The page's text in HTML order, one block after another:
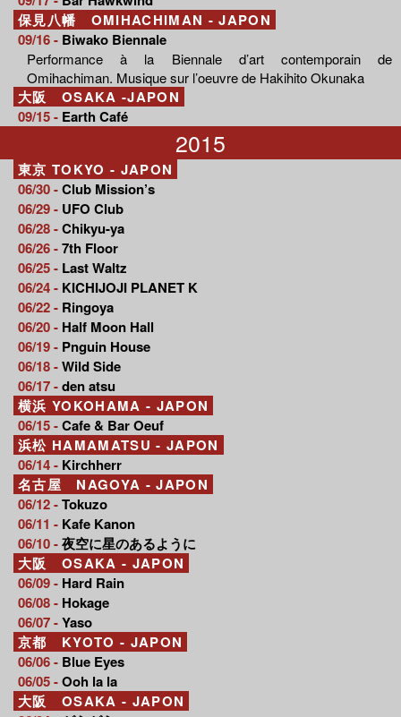
保見八幡 OMIHACHIMAN - JAPON
09/16 - Biwako Biennale
Performance à la Biennale d’art contemporain de
Omihachiman. Musique sur l’oeuvre de Hakihito Okunaka
大阪 OSAKA -JAPON
09/15 - Earth Café
2015
東京 TOKYO - JAPON
06/30 -Club Mission’s
06/29 - UFO Club
06/28 -Chikyu-ya
06/26 -7th Floor
06/25 - Last Waltz
06/24 - KICHIJOJI PLANET K
06/22 - Ringoya
06/20 - Half Moon Hall
06/19 - Pnguin House
06/18 -Wild Side
06/17 -den atsu
横浜 YOKOHAMA - JAPON
06/15 -Cafe & Bar Oeuf
浜松 HAMAMATSU - JAPON
06/14 - Kirchherr
名古屋 NAGOYA - JAPON
06/12 -Tokuzo
06/11 - Kafe Kanon
06/10 -夜空に星のあるように
大阪 OSAKA - JAPON
06/09 - Hard Rain
06/08 - Hokage
06/07 -Yaso
京都 KYOTO - JAPON
06/06 - Blue Eyes
06/05 -Ooh la la
大阪 OSAKA - JAPON